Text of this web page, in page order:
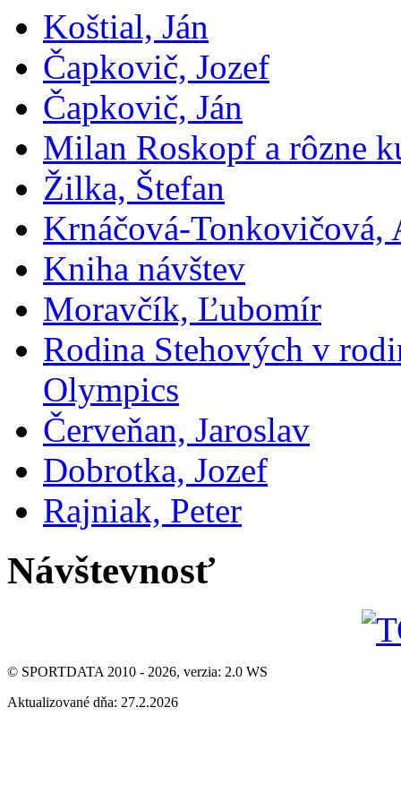
Koštial, Ján
Čapkovič, Jozef
Čapkovič, Ján
Milan Roskopf a rôzne
Žilka, Štefan
Krnáčová-Tonkovičová,
Kniha návštev
Moravčík, Ľubomír
Rodina Stehových v
Olympics
Červeňan, Jaroslav
Dobrotka, Jozef
Rajniak, Peter
Návštevnosť
© SPORTDATA 2010 - 2026, verzia: 2.0 WS
Aktualizované dňa: 27.2.2026